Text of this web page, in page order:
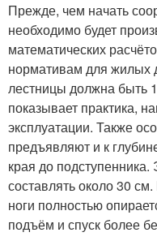
Прежде, чем начать
необходимо будет
математических
нормативам для жилых
лестницы должна быть
показывает практика,
эксплуатации. Также
предъявляют и к
края до
составлять около 30
ноги полностью
подъём и спуск более